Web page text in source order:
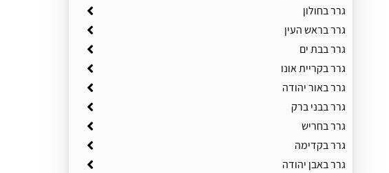
גרר בחולון
גרר בראש העין
גרר בבת ים
גרר בקריית אונו
גרר באור יהודה
גרר בבני ברק
גרר בחריש
גרר בקדימה
גרר באבן יהודה